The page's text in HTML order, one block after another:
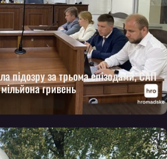
підозру за трьома епізодами, САП
гривень